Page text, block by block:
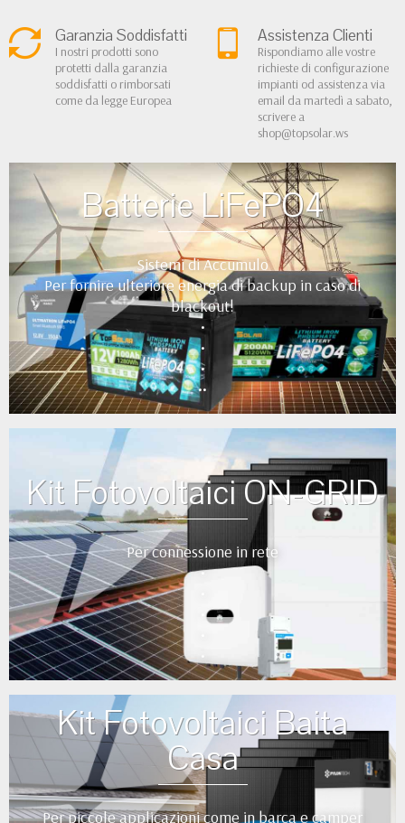
Garanzia Soddisfatti
I nostri prodotti sono
protetti dalla garanzia
soddisfatti o rimborsati
come da legge Europea
Assistenza Clienti
Rispondiamo alle vostre
richieste di configurazione
impianti od assistenza via
email da martedì a sabato,
scrivere a
shop@topsolar.ws
Batterie LiFePO4
Sistemi di Accumulo
Per fornire ulteriore energia di backup in caso di
blackout!
•
•
•
••
Kit Fotovoltaici ON-GRID
Per connessione in rete
•
•
Kit Fotovoltaici Baita
Casa
Per piccole applicazioni come in barca e camper